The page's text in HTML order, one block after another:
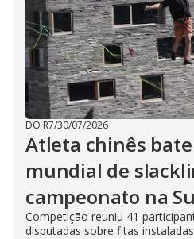
DO R7/30/07/2026
Atleta chinês
mundial de
campeonato na
Competição reuniu 41
disputadas sobre fitas